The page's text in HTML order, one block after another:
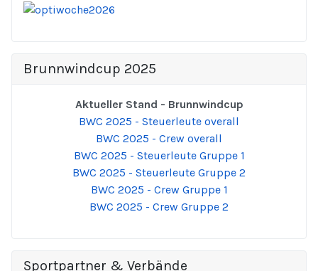
Brunnwindcup 2025
Aktueller Stand - Brunnwindcup
BWC 2025 - Steuerleute overall
BWC 2025 - Crew overall
BWC 2025 - Steuerleute Gruppe 1
BWC 2025 - Steuerleute Gruppe 2
BWC 2025 - Crew Gruppe 1
BWC 2025 - Crew Gruppe 2
Sportpartner & Verbände